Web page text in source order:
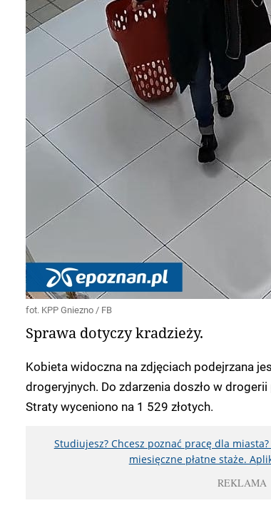
fot. KPP Gniezno / FB
Sprawa dotyczy kradzieży.
Kobieta widoczna na zdjęciach podejrzana
drogeryjnych. Do zdarzenia doszło w
Straty wyceniono na 1 529 złotych.
Studiujesz? Chcesz poznać pracę dla
miesięczne płatne staże.
REKLAMA